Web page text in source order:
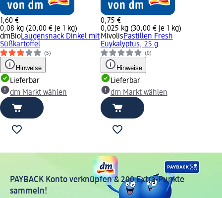
1,60 €
0,08 kg (20,00 € je 1 kg)
dmBioLaugensnack Dinkel mit
Süßkartoffel
(5)
Hinweise
Lieferbar
dm Markt wählen
0,75 €
0,025 kg (30,00 € je 1 kg)
MivolisPastillen Fresh
Euykalyptus, 25 g
(0)
Hinweise
Lieferbar
dm Markt wählen
PAYBACK Konto verknüpfen & 200 Extra-Punkte
sammeln!